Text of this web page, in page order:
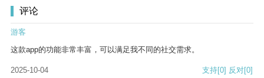
评论
游客
这款app的功能非常丰富，可以满足我不同的社交需求。
2025-10-04 支持[0] 反对[0]